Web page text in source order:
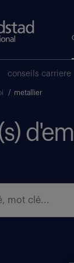
conseils carriere
/ metallier